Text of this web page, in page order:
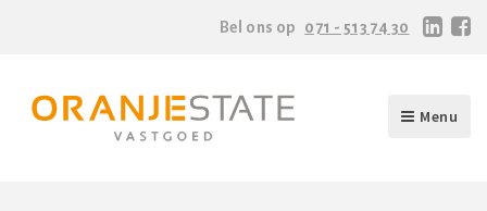
Bel ons op 071 - 513 74 30
Menu